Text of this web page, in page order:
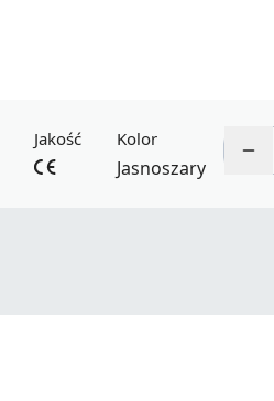
Jakość Kolor
Jasnoszary